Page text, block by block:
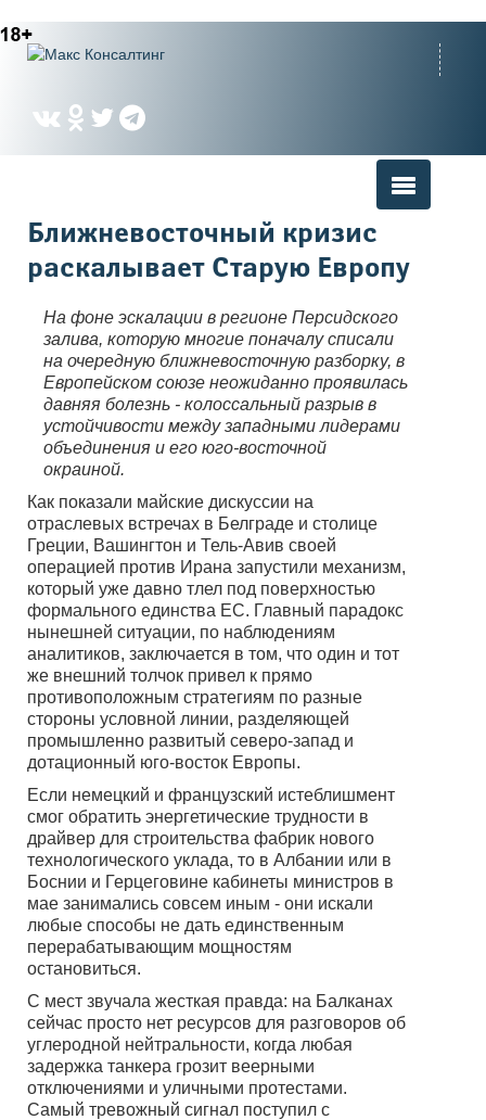
Вы здесь
Ближневосточный кризис
раскалывает Старую Европу
На фоне эскалации в регионе Персидского
залива, которую многие поначалу списали
на очередную ближневосточную разборку, в
Европейском союзе неожиданно проявилась
давняя болезнь - колоссальный разрыв в
устойчивости между западными лидерами
объединения и его юго-восточной
окраиной.
Как показали майские дискуссии на
отраслевых встречах в Белграде и столице
Греции, Вашингтон и Тель-Авив своей
операцией против Ирана запустили механизм,
который уже давно тлел под поверхностью
формального единства ЕС. Главный парадокс
нынешней ситуации, по наблюдениям
аналитиков, заключается в том, что один и тот
же внешний толчок привел к прямо
противоположным стратегиям по разные
стороны условной линии, разделяющей
промышленно развитый северо-запад и
дотационный юго-восток Европы.
Если немецкий и французский истеблишмент
смог обратить энергетические трудности в
драйвер для строительства фабрик нового
технологического уклада, то в Албании или в
Боснии и Герцеговине кабинеты министров в
мае занимались совсем иным - они искали
любые способы не дать единственным
перерабатывающим мощностям
остановиться.
С мест звучала жесткая правда: на Балканах
сейчас просто нет ресурсов для разговоров об
углеродной нейтральности, когда любая
задержка танкера грозит веерными
отключениями и уличными протестами.
Самый тревожный сигнал поступил с